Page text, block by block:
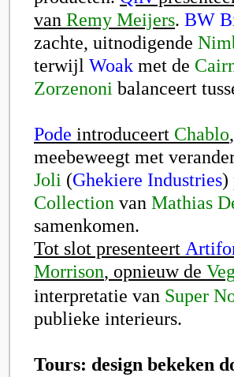
van Remy Meijers. BW
zachte, uitnodigende
terwijl Woak met de
Zorzenoni balanceert
Pode introduceert Chablo
meebeweegt met
Joli (Ghekiere Industries)
Collection van Mathias
samenkomen.
Tot slot presenteert
Morrison, opnieuw de
interpretatie van Super
publieke interieurs.
Tours: design bekeken